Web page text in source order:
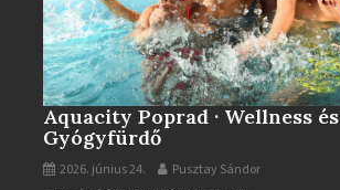
Aquacity Poprad · Wellness és
Gyógyfürdő
2026. június 24. Pusztay Sándor